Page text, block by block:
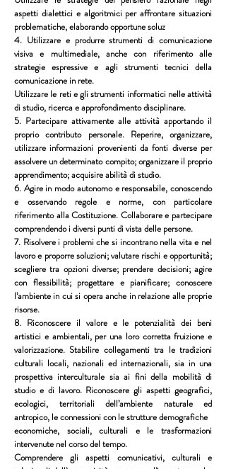
aspetti dialettici e algoritmici per affrontare situazioni
problematiche, elaborando opportune soluz
4. Utilizzare e produrre strumenti di comunicazione
visiva e multimediale, anche con riferimento alle
strategie espressive e agli strumenti tecnici della
comunicazione in rete.
Utilizzare le reti e gli strumenti informatici nelle attività
di studio, ricerca e approfondimento disciplinare.
5. Partecipare attivamente alle attività apportando il
proprio contributo personale. Reperire, organizzare,
utilizzare informazioni provenienti da fonti diverse per
assolvere un determinato compito; organizzare il proprio
apprendimento; acquisire abilità di studio.
6. Agire in modo autonomo e responsabile, conoscendo
e osservando regole e norme, con particolare
riferimento alla Costituzione. Collaborare e partecipare
comprendendo i diversi punti di vista delle persone.
7. Risolvere i problemi che si incontrano nella vita e nel
lavoro e proporre soluzioni; valutare rischi e opportunità;
scegliere tra opzioni diverse; prendere decisioni; agire
con flessibilità; progettare e pianificare; conoscere
l’ambiente in cui si opera anche in relazione alle proprie
risorse.
8. Riconoscere il valore e le potenzialità dei beni
artistici e ambientali, per una loro corretta fruizione e
valorizzazione. Stabilire collegamenti tra le tradizioni
culturali locali, nazionali ed internazionali, sia in una
prospettiva interculturale sia ai fini della mobilità di
studio e di lavoro. Riconoscere gli aspetti geografici,
ecologici, territoriali dell’ambiente naturale ed
antropico, le connessioni con le strutture demografiche
economiche, sociali, culturali e le trasformazioni
intervenute nel corso del tempo.
Comprendere gli aspetti comunicativi, culturali e